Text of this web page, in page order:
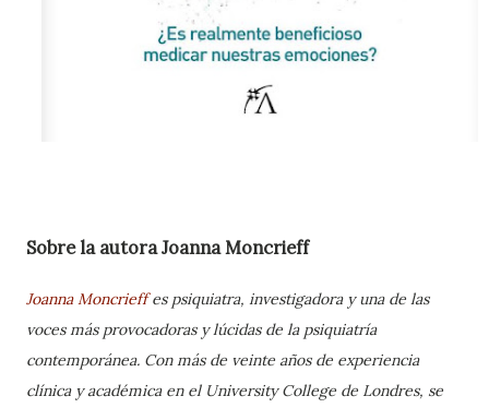
Sobre la autora Joanna Moncrieff
Joanna Moncrieffes psiquiatra, investigadora y una de las
voces más provocadoras y lúcidas de la psiquiatría
contemporánea. Con más de veinte años de experiencia
clínica y académica en el University College de Londres, se